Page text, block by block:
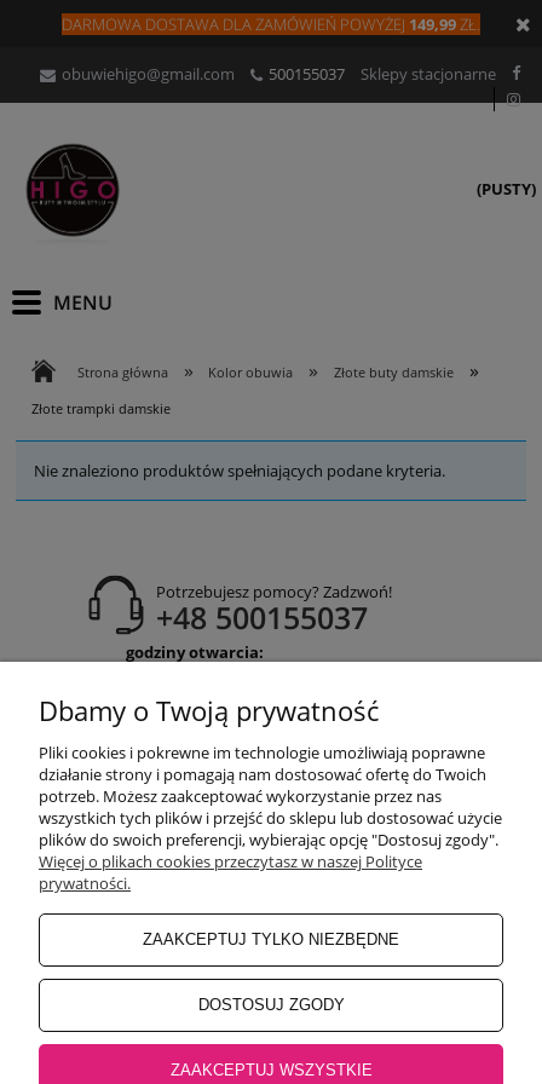
DARMOWA DOSTAWA DLAZAMÓWIEŃ POWYŻEJ 149,99ZŁ.
obuwiehigo@gmail.com 500155037 Sklepy stacjonarne
(PUSTY)
Strona główna » Kolor obuwia » Złote buty damskie »
Złote trampki damskie
Nie znaleziono produktów spełniających podane kryteria.
Potrzebujesz pomocy? Zadzwoń!
+48 500155037
godziny otwarcia:
obuwiehigo@gmail.com
WARUNKI ZAKUPÓW
MOJE KONTO
INFORMACJE O SKLEPIE
BEZPIECZNE PŁATNOŚCI
32-500 Chrzanów, Rynek 18 |Salon Jaworzno
Dbamy o Twoją prywatność
Pliki cookies i pokrewne im technologie umożliwiają poprawne
działanie strony i pomagają nam dostosować ofertę do Twoich
potrzeb. Możesz zaakceptować wykorzystanie przez nas
wszystkich tych plików i przejść do sklepu lub dostosować użycie
plików do swoich preferencji, wybierając opcję "Dostosuj zgody".
Więcej o plikach cookies przeczytasz w naszej Polityce
prywatności.
ZAAKCEPTUJ TYLKO NIEZBĘDNE
DOSTOSUJ ZGODY
ZAAKCEPTUJ WSZYSTKIE